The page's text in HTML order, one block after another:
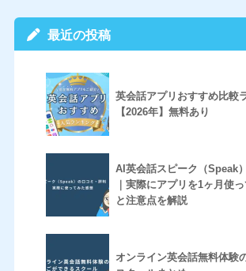
最近の投稿
英会話アプリおすすめ比較
【2026年】無料あり
AI英会話スピーク（Speak
｜実際にアプリを1ヶ月使
と注意点を解説
オンライン英会話無料体験